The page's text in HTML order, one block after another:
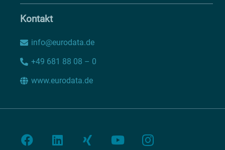
Kontakt
info@eurodata.de
+49 681 88 08 – 0
www.eurodata.de